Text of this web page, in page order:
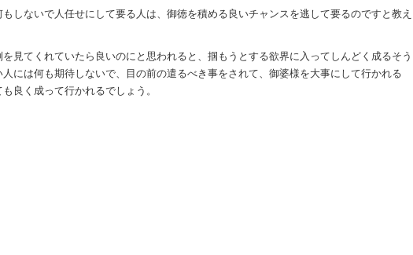
しないで人任せにして要る人は、御徳を積める良いチャンスを逃して要るのですと教え
を見てくれていたら良いのにと思われると、掴もうとする欲界に入ってしんどく成るそう
には何も期待しないで、目の前の遣るべき事をされて、御婆様を大事にして行かれる
良く成って行かれるでしょう。